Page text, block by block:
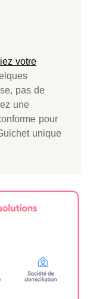
votre
pas de
une
pour
unique